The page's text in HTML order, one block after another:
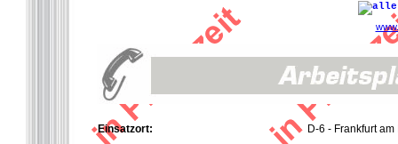
Einsatzort: D-6 - Frankfurt am